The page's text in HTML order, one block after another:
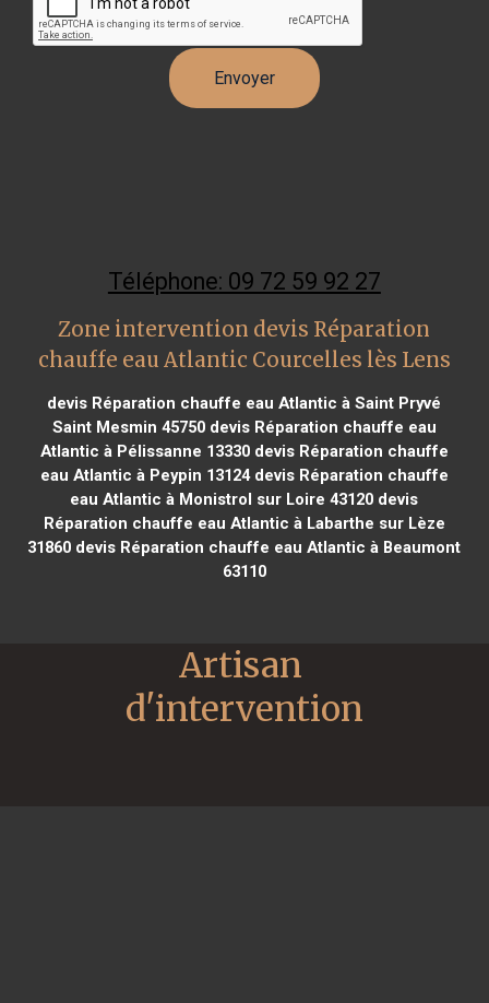
Téléphone: 09 72 59 92 27
Zone intervention devis Réparation
chauffe eau Atlantic Courcelles lès Lens
devis Réparation chauffe eau Atlantic à Saint Pryvé
Saint Mesmin 45750devis Réparation chauffe eau
Atlantic à Pélissanne 13330devis Réparation chauffe
eau Atlantic à Peypin 13124devis Réparation chauffe
eau Atlantic à Monistrol sur Loire 43120 devis
Réparation chauffe eau Atlantic à Labarthe sur Lèze
31860 devis Réparation chauffe eau Atlantic à Beaumont
63110
Artisan
d'intervention